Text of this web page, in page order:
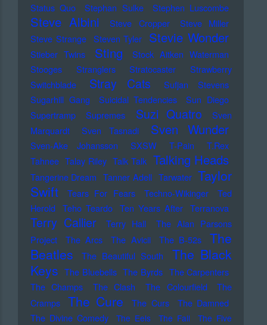
Status Quo
Stephan Sulke Stephen Luscombe
Steve Albini Steve Cropper
Steve Miller
Steve Strange Steven Tyler Stevie Wonder
Stieber Twins Sting
Stock Aitken Waterman
Stooges
Stranglers Stratocaster
Strawberry
Switchblade
Stray Cats
Sufjan Stevens
Sugarhill Gang
Suicidal Tendencies
Sun Diego
Supertramp
Supremes Suzi Quatro
Sven
Marquardt
Sven Tasnadi Sven Wunder
Sven-Ake Johansson SXSW T-Pain
T.Rex
Tahnee Talay Riley Talk Talk Talking Heads
Tangerine Dream Tanner Adell Tarwater Taylor
Swift
Tears For Fears Techno-Wikinger
Ted
Herold
Teho Teardo Ten Years After Terranova
Terry Callier Terry Hall
The Alan Parsons
Project
The Arcs The Avicii The B-52s
The
Beatles
The Beautiful South
The Black
Keys The Bluebells The Byrds The Carpenters
The Champs
The Clash The Colourfield
The
Cramps
The Cure The Curs
The Damned
The Divine Comedy
The Eels The Fall
The Five